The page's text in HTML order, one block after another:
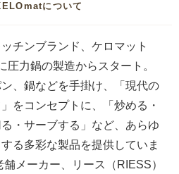
について
チンブランド、ケロマット
圧力鍋の製造からスタート。
、鍋などを手掛け、「現代の
をコンセプトに、「炒める・
・サーブする」など、あらゆ
る多彩な製品を提供していま
メーカー、リース（RIESS）